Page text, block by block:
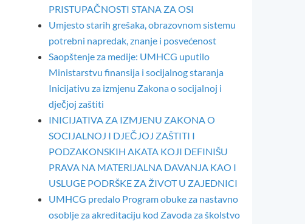
PRISTUPAČNOSTI STANA ZA OSI
Umjesto starih grešaka, obrazovnom sistemu
potrebni napredak, znanje i posvećenost
Saopštenje za medije: UMHCG uputilo
Ministarstvu finansija i socijalnog staranja
Inicijativu za izmjenu Zakona o socijalnoj i
dječjoj zaštiti
INICIJATIVA ZA IZMJENU ZAKONA O
SOCIJALNOJ I DJEČJOJ ZAŠTITI I
PODZAKONSKIH AKATA KOJI DEFINIŠU
PRAVA NA MATERIJALNA DAVANJA KAO I
USLUGE PODRŠKE ZA ŽIVOT U ZAJEDNICI
UMHCG predalo Program obuke za nastavno
osoblje za akreditaciju kod Zavoda za školstvo